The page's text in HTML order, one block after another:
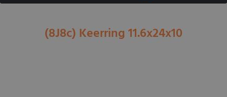
(8J8c) Keerring 11.6x24x10